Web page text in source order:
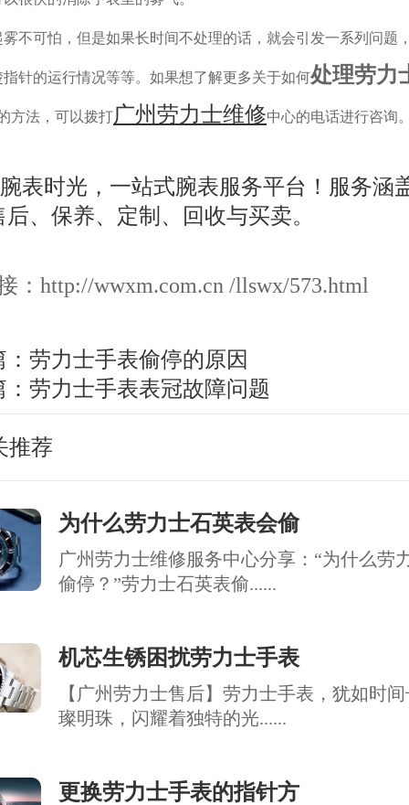
可怕，但是如果长时间不处理的话，就会引发一系列问题
针的运行情况等等。如果想了解更多关于如何处理劳力
方法，可以拨打广州劳力士维修中心的电话进行咨询。
：http://wwxm.com.cn /llswx/573.html
劳力士手表偷停的原因
劳力士手表表冠故障问题
推荐
为什么劳力士石英表会偷
广州劳力士维修服务中心分享：“为什么劳
偷停？”劳力士石英表偷......
机芯生锈困扰劳力士手表
【广州劳力士售后】劳力士手表，犹如时
璨明珠，闪耀着独特的光......
更换劳力士手表的指针方